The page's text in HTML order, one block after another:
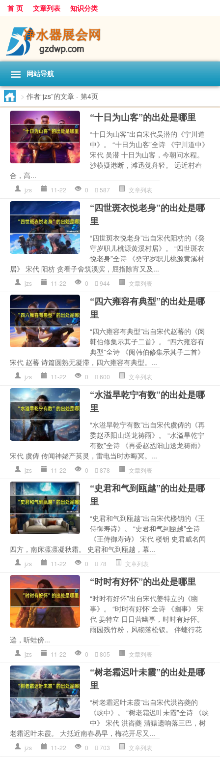
首 页 文章列表 知识分类
网站导航
> 作者“jzs”的文章 - 第4页
“十日为山客”的出处是哪里
“十日为山客”出自宋代吴潜的《宁川道
中》。 “十日为山客”全诗 《宁川道中》
宋代 吴潜 十日为山客，今朝问水程。
沙横疑港断，滩迅觉舟轻。 远近村舂
合，高...
jzs 11-22 0 587 文章列表
“四世斑衣悦老身”的出处是哪
里
“四世斑衣悦老身”出自宋代阳枋的《癸
守岁职儿桃源黄溪村居》。 “四世斑衣
悦老身”全诗 《癸守岁职儿桃源黄溪村
居》 宋代 阳枋 贪看子舍筑溪滨，屈指除宵又及...
jzs 11-22 0 944 文章列表
“四六雍容有典型”的出处是哪
里
“四六雍容有典型”出自宋代赵蕃的《阅
韩伯修集示其子二首》。 “四六雍容有
典型”全诗 《阅韩伯修集示其子二首》
宋代 赵蕃 诗篇圆熟无凝滞，四六雍容有典型。...
jzs 11-22 0 600 文章列表
“水溢旱乾宁有数”的出处是哪
里
“水溢旱乾宁有数”出自宋代虞俦的《再
委赵丞阳山送龙祷雨》。 “水溢旱乾宁
有数”全诗 《再委赵丞阳山送龙祷雨》
宋代 虞俦 传闻神姥产英灵，雷电当时亦晦冥。...
jzs 11-22 0 878 文章列表
“史君和气到瓯越”的出处是哪
里
“史君和气到瓯越”出自宋代楼钥的《王
侍御寿诗》。 “史君和气到瓯越”全诗
《王侍御寿诗》 宋代 楼钥 史君威名闻
四方，南床凛凛凝秋霜。 史君和气到瓯越，幕...
jzs 11-22 0 78 文章列表
“时时有好怀”的出处是哪里
“时时有好怀”出自宋代姜特立的《幽
事》。 “时时有好怀”全诗 《幽事》 宋
代 姜特立 日日营幽事，时时有好怀。
雨园残竹粉，风砌落松钗。 伴蜨行花
迳，听蛙傍...
jzs 11-22 0 805 文章列表
“树老霜迟叶未霞”的出处是哪
里
“树老霜迟叶未霞”出自宋代洪咨夔的
《峡中》。 “树老霜迟叶未霞”全诗 《峡
中》 宋代 洪咨夔 清猿遗响落三巴，树
老霜迟叶未霞。 大抵近南春易早，梅花开尽又...
jzs 11-22 0 703 文章列表